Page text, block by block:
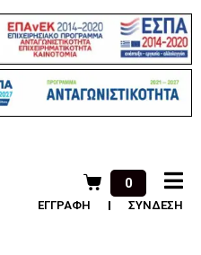
0
ΕΓΓΡΑΦΗ ΣΥΝΔΕΣΗ